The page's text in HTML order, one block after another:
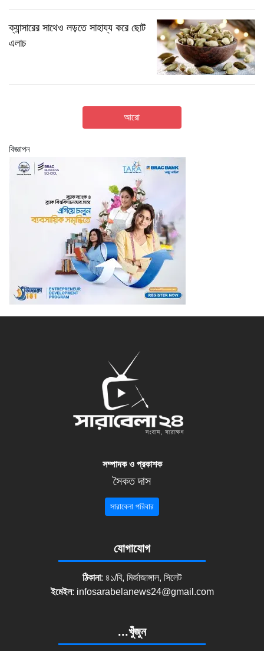
ক্যান্সারের সাথেও লড়তে সাহায্য করে ছোট
এলাচ
আরো
বিজ্ঞাপন
সম্পাদক ও প্রকাশক
সৈকত দাস
সারাবেলা পরিবার
যোগাযোগ
ঠিকানা: ৪১/বি, মির্জাজাঙ্গাল, সিলেট
ইমেইল: infosarabelanews24@gmail.com
...খুঁজুন